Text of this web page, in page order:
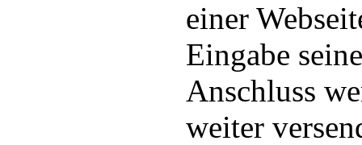
einer
Eingabe
Anschluss
weiter